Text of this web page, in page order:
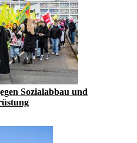
Sozialabbau und